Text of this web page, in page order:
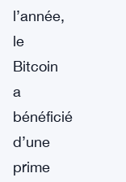
l’année,
le
Bitcoin
a
bénéficié
d’une
prime